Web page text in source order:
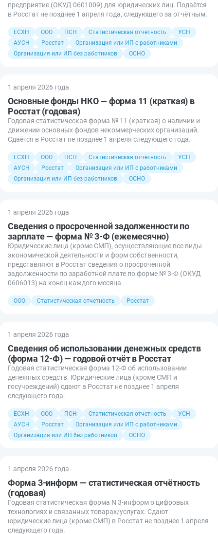
предприятие (ОКУД 0601009) для юридических лиц. Подаётся
в Росстат не позднее 1 апреля года, следующего за отчётным.
ЕСХН ООО ПСН Статистическая отчетность
УСН
АУСН
Росстат
Организация или ИП с работниками
Организация или ИП без работников
ОСНО
1 апреля 2026 года
Основные фонды НКО — форма 11 (краткая) в
Росстат (годовая)
Годовая статистическая форма № 11 (краткая) о наличии и
движении основных фондов некоммерческих организаций.
Сдаётся в Росстат не позднее 1 апреля следующего года.
ЕСХН ООО ПСН Статистическая отчетность
УСН
АУСН
Росстат
Организация или ИП с работниками
Организация или ИП без работников
ОСНО
1 апреля 2026 года
Сведения о просроченной задолженности по
зарплате — форма № 3-Ф (ежемесячно)
Юридические лица (кроме СМП), осуществляющие все виды
экономической деятельности и форм собственности,
представляют в Росстат сведения о просроченной
задолженности по заработной плате по форме № 3-Ф (ОКУД
0606013) на конец каждого месяца.
ООО Статистическая отчетность Росстат
1 апреля 2026 года
Сведения об использовании денежных средств
(форма 12-Ф) — годовой отчёт в Росстат
Годовая статистическая форма 12-Ф об использовании
денежных средств. Юридические лица (кроме СМП и
госучреждений) сдают в Росстат не позднее 1 апреля
следующего года.
ЕСХН ООО ПСН Статистическая отчетность
УСН
АУСН
Росстат
Организация или ИП с работниками
Организация или ИП без работников
ОСНО
1 апреля 2026 года
Форма 3-информ — статистическая отчётность
(годовая)
Годовая статистическая форма N 3-информ о цифровых
технологиях и связанных товарах/услугах. Сдают
юридические лица (кроме СМП) в Росстат не позднее 1 апреля
следующего года.